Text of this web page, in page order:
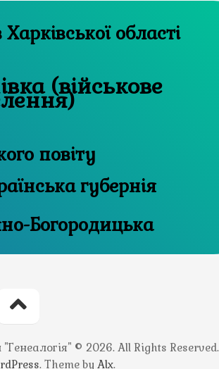
Державний архів Харківської області
(військове
повіту
губернія
Богородицька
© 2026. All Rights Reserved.
. Theme by Alx.